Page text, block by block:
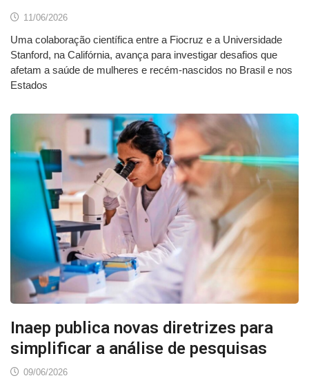
11/06/2026
Uma colaboração científica entre a Fiocruz e a Universidade
Stanford, na Califórnia, avança para investigar desafios que
afetam a saúde de mulheres e recém-nascidos no Brasil e nos
Estados
Inaep publica novas diretrizes para
simplificar a análise de pesquisas
09/06/2026